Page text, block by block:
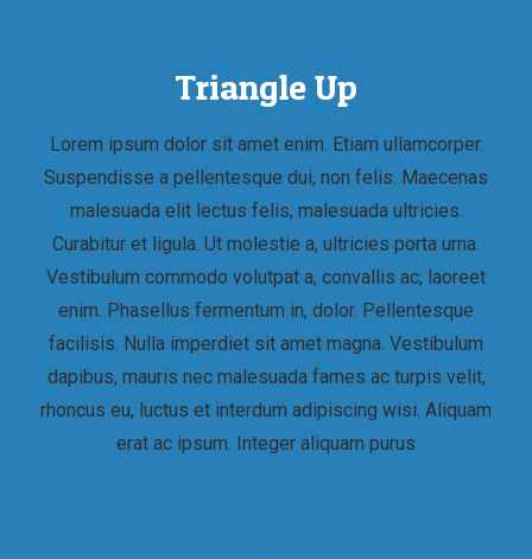
Triangle Up
Lorem ipsum dolor sit amet enim. Etiam ullamcorper.
Suspendisse a pellentesque dui, non felis. Maecenas
malesuada elit lectus felis, malesuada ultricies.
Curabitur et ligula. Ut molestie a, ultricies porta urna.
Vestibulum commodo volutpat a, convallis ac, laoreet
enim. Phasellus fermentum in, dolor. Pellentesque
facilisis. Nulla imperdiet sit amet magna. Vestibulum
dapibus, mauris nec malesuada fames ac turpis velit,
rhoncus eu, luctus et interdum adipiscing wisi. Aliquam
erat ac ipsum. Integer aliquam purus